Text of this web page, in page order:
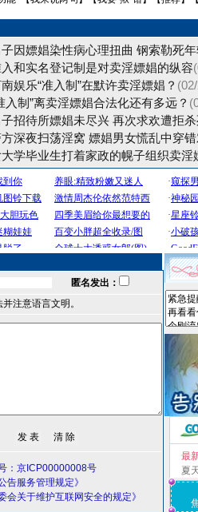
子因嫖娼染性病心理扭曲 钢索勒死
和实名登记制是对卖淫嫖娼的纵容
娱乐“准入制”在默许卖淫嫖娼？
入制”离卖淫嫖娼合法化还有多远？
子招待所嫖娼未尽兴 再次求欢遭拒
深夜扫荡淫窝 嫖娼男女慌乱中穿
学毕业生打着家政的幌子组织卖淫
匿名发出：
注意语言文明。
：京ICP00000008号
告服务管理规定》
会关于维护互联网安全的规定》
最
夏